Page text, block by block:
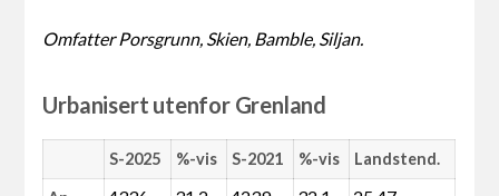
Omfatter Porsgrunn, Skien, Bamble, Siljan.
Urbanisert utenfor Grenland
S-2025 %-vis S-2021 %-vis Landstend.